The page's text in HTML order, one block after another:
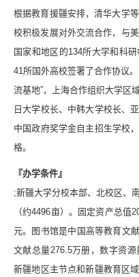
根据教育援疆安排，清华大学
校积极发展对外交流合作，与
国家和地区的134所大学和科
41所国外高校签署了合作协议
流基地”，上海合作组织大学区
日大学校长、中韩大学校长、
中国政府奖学金自主招生学校
格。
『办学条件』
;新疆大学分校本部、北校区、
（约4496亩）。固定资产总值
元。图书馆是中国高等教育文
文献总量276.5万册，数字资
新疆地区主节点和新疆教育区